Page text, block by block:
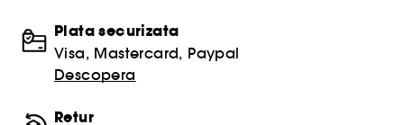
Plata securizata
Visa, Mastercard, Paypal
Descopera
Retur